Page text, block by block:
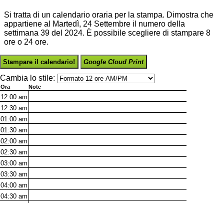
Si tratta di un calendario oraria per la stampa. Dimostra che
appartiene al Martedì, 24 Settembre il numero della
settimana 39 del 2024. È possibile scegliere di stampare 8
ore o 24 ore.
Stampare il calendario! Google Cloud Print
Cambia lo stile:
Ora Note
12:00 am
12:30 am
01:00 am
01:30 am
02:00 am
02:30 am
03:00 am
03:30 am
04:00 am
04:30 am